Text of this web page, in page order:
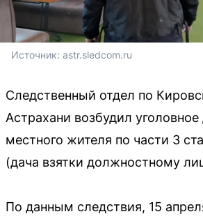
Источник: astr.sledcom.ru
Следственный отдел по
Астрахани возбудил
местного жителя по части 3
(дача взятки должностному
По данным следствия, 15